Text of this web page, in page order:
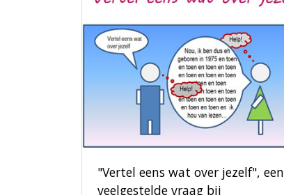
"Vertel eens wat over jezelf", een
veelgestelde vraag bij